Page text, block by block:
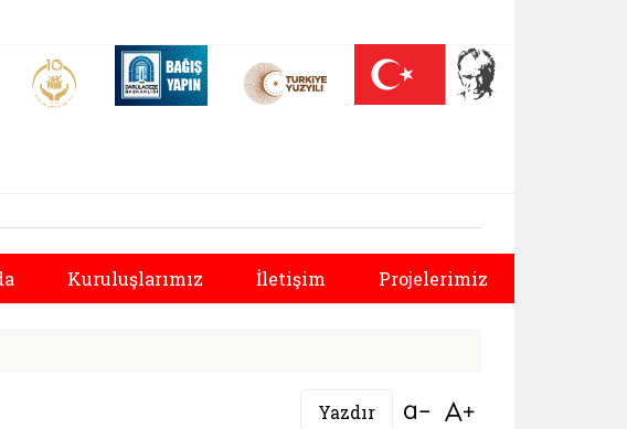
açılır)
AİLEM İletişim Merkezi (yeni sekmede açılır)
Aile ve Nüfus On Yılı (yeni sekmede açılır)Darülaceze bağış sayfası (yeni sekmede açılır)
Kuruluşlarımız İletişim Projelerimiz
|
Sonraki
Yazdır Bağlantıyı aç